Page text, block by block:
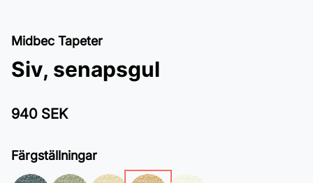
Midbec Tapeter
Siv, senapsgul
940 SEK
Färgställningar